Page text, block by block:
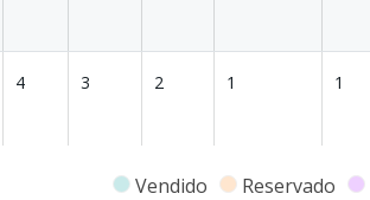
4 3 2 1 1
Vendido Reservado